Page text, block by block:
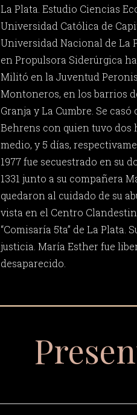
La Plata. Estudio Ciencias
Universidad Católica de
Universidad Nacional de La
en Propulsora Siderúrgica
Militó en la Juventud
Montoneros, en los barrios
Granja y La Cumbre. Se
Behrens con quien tuvo dos
medio, y 5 días,
1977 fue secuestrado en su
1331 junto a su compañera
quedaron al cuidado de su
vista en el Centro
“Comisaría 5ta” de La Plata.
justicia. María Esther fue
desaparecido.